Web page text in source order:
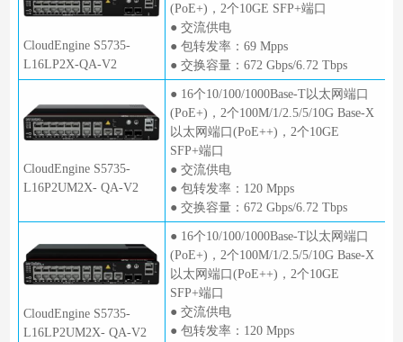
CloudEngine S5735-
L16LP2X-QA-V2
(PoE+)，2个10GE SFP+端口
● 交流供电
● 包转发率：69 Mpps
● 交换容量：672 Gbps/6.72 Tbps
CloudEngine S5735-
L16P2UM2X- QA-V2
● 16个10/100/1000Base-T以太网端口
(PoE+)，2个100M/1/2.5/5/10G Base-X
以太网端口(PoE++)，2个10GE
SFP+端口
● 交流供电
● 包转发率：120 Mpps
● 交换容量：672 Gbps/6.72 Tbps
CloudEngine S5735-
L16LP2UM2X- QA-V2
● 16个10/100/1000Base-T以太网端口
(PoE+)，2个100M/1/2.5/5/10G Base-X
以太网端口(PoE++)，2个10GE
SFP+端口
● 交流供电
● 包转发率：120 Mpps